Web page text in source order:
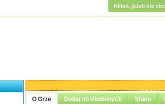
Klikni, jeżeli nie
O Grze Dodaj do Ulubionych Share